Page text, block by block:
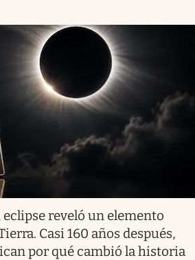
eclipse reveló un elemento
Casi 160 años después,
por qué cambió la historia